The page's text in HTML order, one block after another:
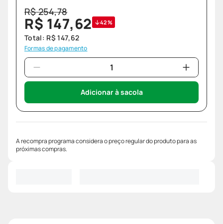
R$254,78
R$ 147,62 42%
Total: R$ 147,62
Formas de pagamento
Adicionar à sacola
A recompra programa considera o preço regular do produto para as
próximas compras.